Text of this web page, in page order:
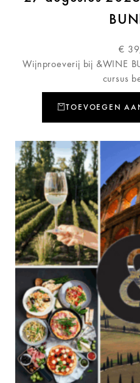
€
Wijnproeverij bij &WINE
cursus
TOEVOEGEN